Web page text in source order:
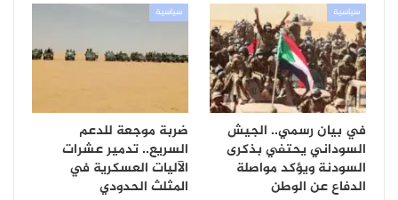
سياسية
في بيان رسمي.. الجيش
السوداني يحتفي بذكرى
السودنة ويؤكد مواصلة
الدفاع عن الوطن
سياسية
ضربة موجعة للدعم
السريع.. تدمير عشرات
الآليات العسكرية في
المثلث الحدودي